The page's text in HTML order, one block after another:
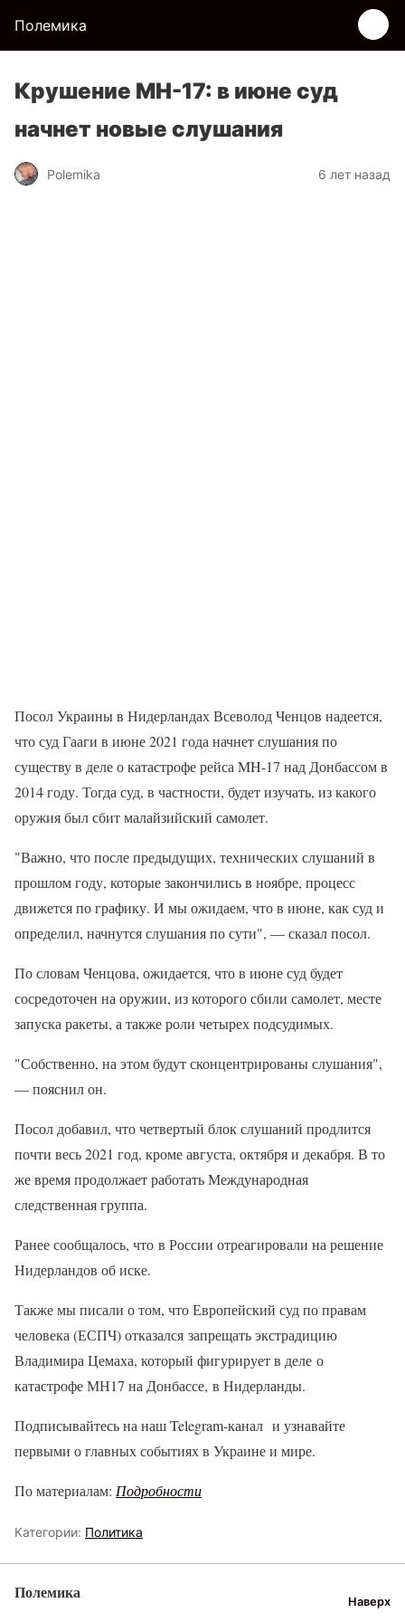
Полемика
Крушение MH-17: в июне суд
начнет новые слушания
Polemika 6 лет назад
Посол Украины в Нидерландах Всеволод Ченцов надеется,
что суд Гааги в июне 2021 года начнет слушания по
существу в деле о катастрофе рейса MH-17 над Донбассом в
2014 году. Тогда суд, в частности, будет изучать, из какого
оружия был сбит малайзийский самолет.
"Важно, что после предыдущих, технических слушаний в
прошлом году, которые закончились в ноябре, процесс
движется по графику. И мы ожидаем, что в июне, как суд и
определил, начнутся слушания по сути", — сказал посол.
По словам Ченцова, ожидается, что в июне суд будет
сосредоточен на оружии, из которого сбили самолет, месте
запуска ракеты, а также роли четырех подсудимых.
"Собственно, на этом будут сконцентрированы слушания",
— пояснил он.
Посол добавил, что четвертый блок слушаний продлится
почти весь 2021 год, кроме августа, октября и декабря. В то
же время продолжает работать Международная
следственная группа.
Ранее сообщалось, что в России отреагировали на решение
Нидерландов об иске.
Также мы писали о том, что Европейский суд по правам
человека (ЕСПЧ) отказался запрещать экстрадицию
Владимира Цемаха, который фигурирует в деле о
катастрофе МН17 на Донбассе, в Нидерланды.
Подписывайтесь на наш Telegram-канал и узнавайте
первыми о главных событиях в Украине и мире.
По материалам: Подробности
Категории: Политика
Полемика Наверх